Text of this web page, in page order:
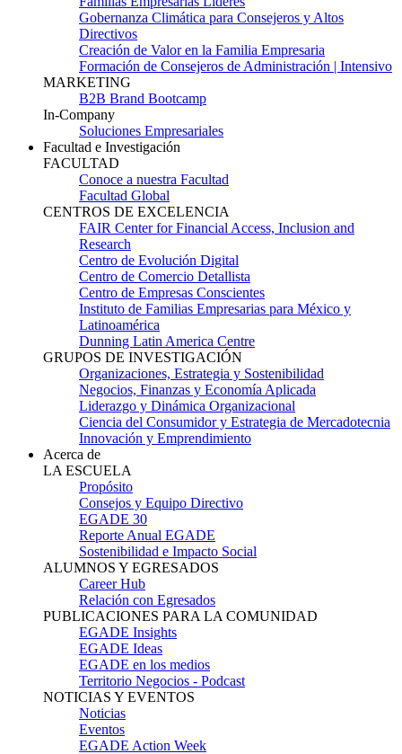
Gobernanza Climática para Consejeros y Altos
Directivos
Creación de Valor en la Familia Empresaria
Formación de Consejeros de Administración | Intensivo
MARKETING
B2B Brand Bootcamp
In-Company
Soluciones Empresariales
Facultad e Investigación
FACULTAD
Conoce a nuestra Facultad
Facultad Global
CENTROS DE EXCELENCIA
FAIR Center for Financial Access, Inclusion and
Research
Centro de Evolución Digital
Centro de Comercio Detallista
Centro de Empresas Conscientes
Instituto de Familias Empresarias para México y
Latinoamérica
Dunning Latin America Centre
GRUPOS DE INVESTIGACIÓN
Organizaciones, Estrategia y Sostenibilidad
Negocios, Finanzas y Economía Aplicada
Liderazgo y Dinámica Organizacional
Ciencia del Consumidor y Estrategia de Mercadotecnia
Innovación y Emprendimiento
Acerca de
LA ESCUELA
Propósito
Consejos y Equipo Directivo
EGADE 30
Reporte Anual EGADE
Sostenibilidad e Impacto Social
ALUMNOS Y EGRESADOS
Career Hub
Relación con Egresados
PUBLICACIONES PARA LA COMUNIDAD
EGADE Insights
EGADE Ideas
EGADE en los medios
Territorio Negocios - Podcast
NOTICIAS Y EVENTOS
Noticias
Eventos
EGADE Action Week